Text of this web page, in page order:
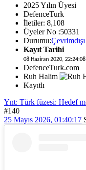
2025 Yılın Üyesi
DefenceTurk
İletiler: 8,108
Üyeler No :50331
Durumu:Çevrimdışı
Kayıt Tarihi
08 Haziran 2020, 22:24:08
DefenceTurk.com
Ruh Halim
Kayıtlı
Ynt: Türk füzesi: Hedef
#140
25 Mayıs 2026, 01:40:17